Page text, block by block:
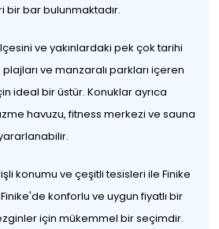
bir bar bulunmaktadır.
ve yakınlardaki pek çok tarihi
ve manzaralı parkları içeren
ideal bir üstür. Konuklar ayrıca
havuzu, fitness merkezi ve sauna
konumu ve çeşitli tesisleri ile Finike
konforlu ve uygun fiyatlı bir
için mükemmel bir seçimdir.